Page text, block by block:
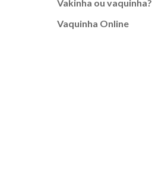
Vakinha ou vaquinha?
Vaquinha Online